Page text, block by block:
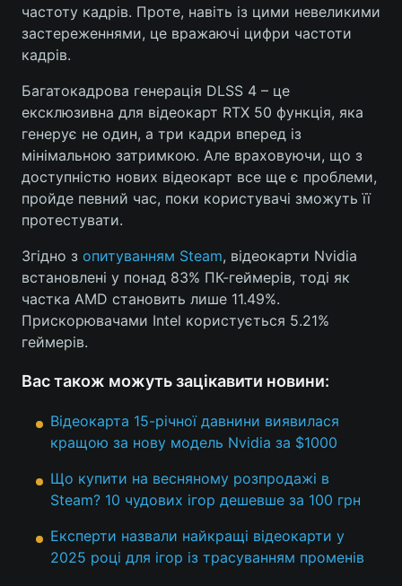
частоту кадрів. Проте, навіть із цими невеликими
застереженнями, це вражаючі цифри частоти
кадрів.
Багатокадрова генерація DLSS 4 – це
ексклюзивна для відеокарт RTX 50 функція, яка
генерує не один, а три кадри вперед із
мінімальною затримкою. Але враховуючи, що з
доступністю нових відеокарт все ще є проблеми,
пройде певний час, поки користувачі зможуть її
протестувати.
Згідно з опитуванням Steam, відеокарти Nvidia
встановлені у понад 83% ПК-геймерів, тоді як
частка AMD становить лише 11.49%.
Прискорювачами Intel користується 5.21%
геймерів.
Вас також можуть зацікавити новини:
Відеокарта 15-річної давнини виявилася
кращою за нову модель Nvidia за $1000
Що купити на весняному розпродажі в
Steam? 10 чудових ігор дешевше за 100 грн
Експерти назвали найкращі відеокарти у
2025 році для ігор із трасуванням променів